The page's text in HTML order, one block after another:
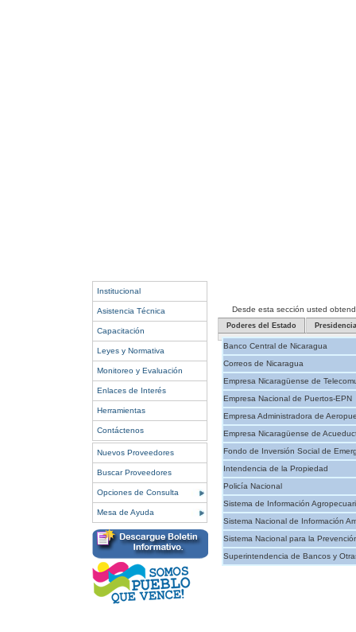
Institucional
Asistencia Técnica
Capacitación
Leyes y Normativa
Monitoreo y Evaluación
Enlaces de Interés
Herramientas
Contáctenos
Nuevos Proveedores
Buscar Proveedores
Opciones de Consulta
Mesa de Ayuda
Desde esta sección usted
Poderes del Estado Presidencia
Banco Central de Nicaragua
Correos de Nicaragua
Empresa Nicaragüense de
Empresa Nacional de Puertos-EPN
Empresa Administradora de
Empresa Nicaragüense de
Fondo de Inversión Social de
Intendencia de la Propiedad
Policía Nacional
Sistema de Información
Sistema Nacional de Información
Sistema Nacional para la
Superintendencia de Bancos y